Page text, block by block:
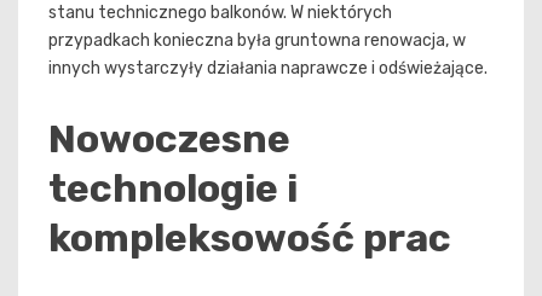
stanu technicznego balkonów. W niektórych
przypadkach konieczna była gruntowna renowacja, w
innych wystarczyły działania naprawcze i odświeżające.
Nowoczesne
technologie i
kompleksowość prac